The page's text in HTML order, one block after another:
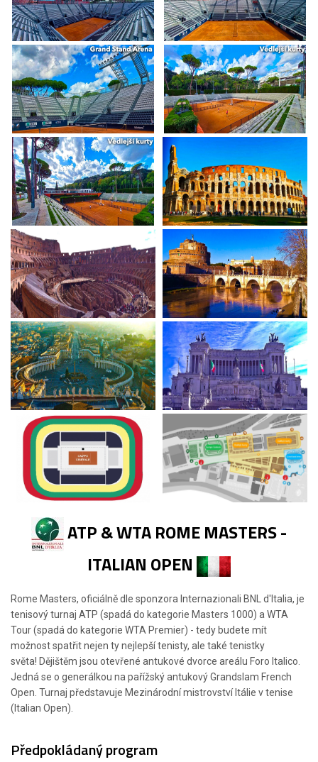
ATP & WTA ROME MASTERS -
ITALIAN OPEN
Rome Masters, oficiálně dle sponzora Internazionali BNL d'Italia, je
tenisový turnaj ATP (spadá do kategorie Masters 1000) a WTA
Tour (spadá do kategorie WTA Premier) - tedy budete mít
možnost spatřit nejen ty nejlepší tenisty, ale také tenistky
světa! Dějištěm jsou otevřené antukové dvorce areálu Foro Italico.
Jedná se o generálkou na pařížský antukový Grandslam French
Open. Turnaj představuje Mezinárodní mistrovství Itálie v tenise
(Italian Open).
Předpokládaný program